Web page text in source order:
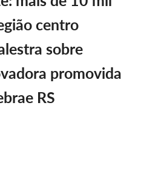
centro
sobre
promovida
RS